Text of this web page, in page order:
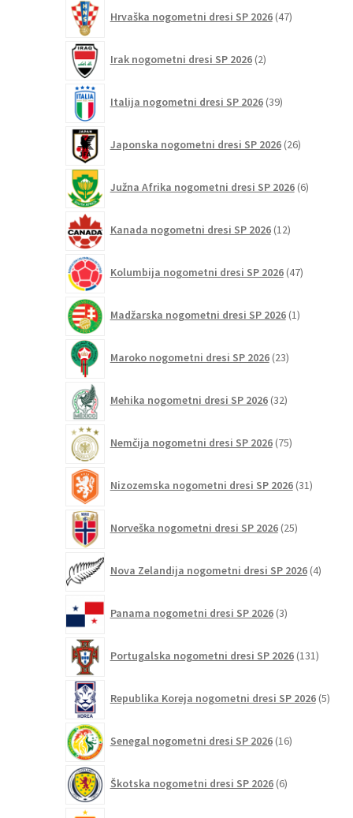
Hrvaška nogometni dresi SP 2026 47izdelkov
Irak nogometni dresi SP 2026 2izdelka
Italija nogometni dresi SP 2026 39izdelkov
Japonska nogometni dresi SP 2026 26izdelkov
Južna Afrika nogometni dresi SP 2026 6izdelkov
Kanada nogometni dresi SP 2026 12izdelkov
Kolumbija nogometni dresi SP 2026 47izdelkov
Madžarska nogometni dresi SP 2026 1izdelek
Maroko nogometni dresi SP 2026 23izdelkov
Mehika nogometni dresi SP 2026 32izdelkov
Nemčija nogometni dresi SP 2026 75izdelkov
Nizozemska nogometni dresi SP 2026 31izdelkov
Norveška nogometni dresi SP 2026 25izdelkov
Nova Zelandija nogometni dresi SP 2026 4izdelki
Panama nogometni dresi SP 2026 3izdelki
Portugalska nogometni dresi SP 2026 131
Republika Koreja nogometni dresi SP 2026 5
Senegal nogometni dresi SP 2026 16izdelkov
Škotska nogometni dresi SP 2026 6izdelkov